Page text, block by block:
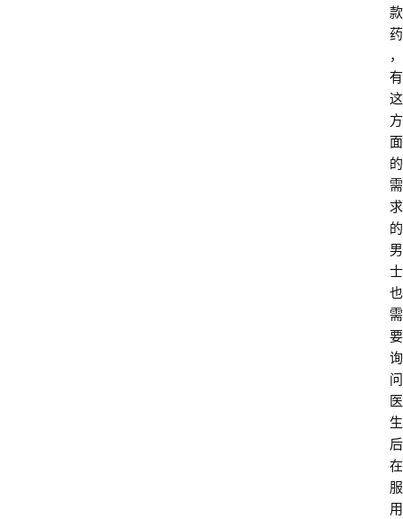
款
药
，
有
这
方
面
的
需
求
的
男
士
也
需
要
询
问
医
生
后
在
服
用